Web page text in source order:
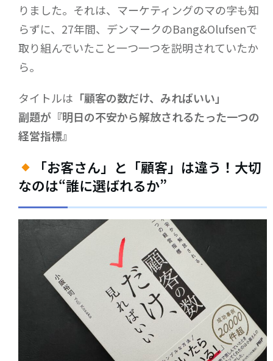
りました。それは、マーケティングのマの字も知
らずに、27年間、デンマークのBang&Olufsenで
取り組んでいたこと一つ一つを説明されていたか
ら。
タイトルは 「顧客の数だけ、みればいい」
副題が『明日の不安から解放されるたった一つの
経営指標』
「お客さん」と「顧客」は違う！大切
なのは“誰に選ばれるか”